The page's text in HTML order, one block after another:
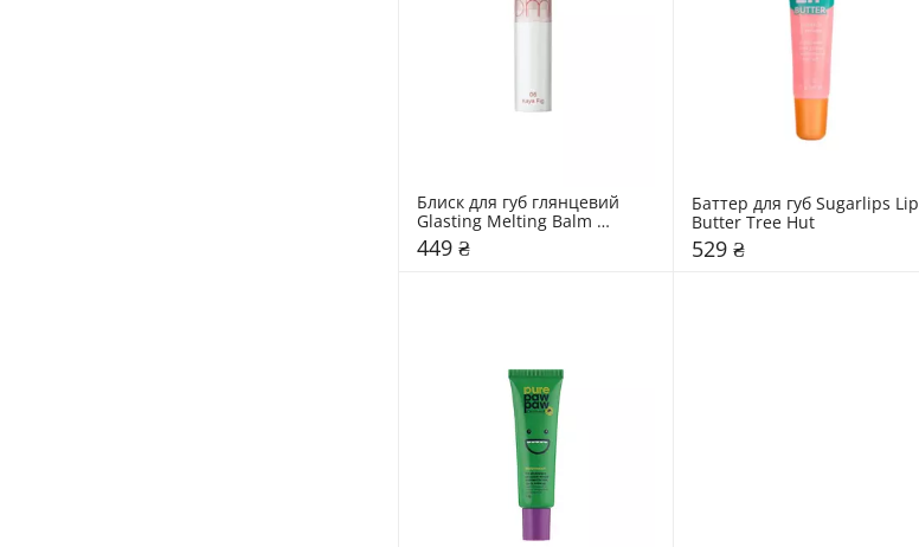
Блиск для губ глянцевий
Glasting Melting Balm
449 ₴
Баттер для губ Sugarlips Lip
Butter Tree Hut
529 ₴